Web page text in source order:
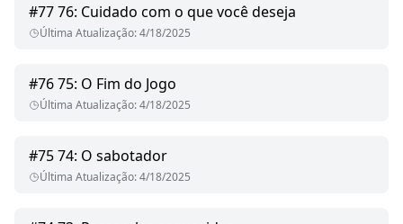
#7776: Cuidado com o que você deseja
Última Atualização:4/18/2025
#7675: O Fim do Jogo
Última Atualização:4/18/2025
#7574: O sabotador
Última Atualização:4/18/2025